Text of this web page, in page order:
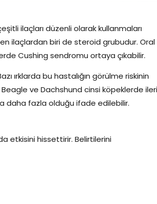
ilaçları düzenli olarak kullanmaları
ilaçlardan biri de steroid grubudur. Oral
Cushing sendromu ortaya çıkabilir.
ırklarda bu hastalığın görülme riskinin
ve Dachshund cinsi köpeklerde ileri
daha fazla olduğu ifade edilebilir.
etkisini hissettirir. Belirtilerini